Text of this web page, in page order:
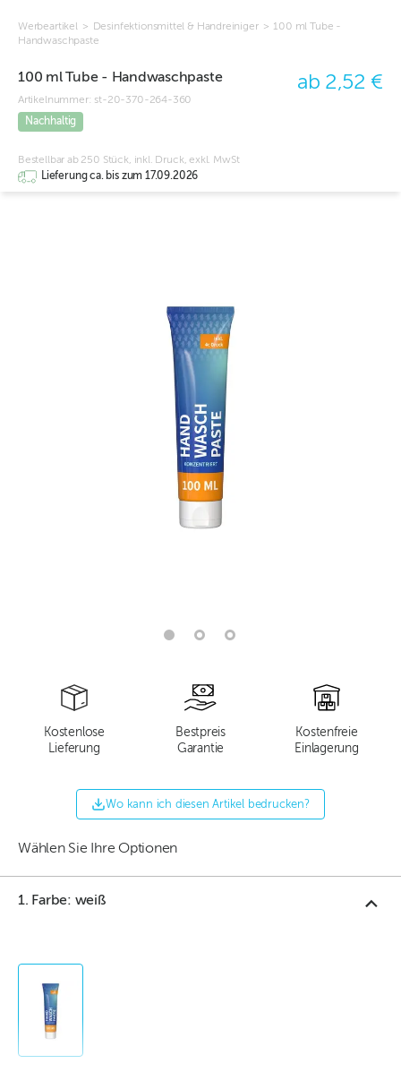
Werbeartikel > Desinfektionsmittel & Handreiniger > 100 ml Tube -
Handwaschpaste
100 ml Tube - Handwaschpaste
Artikelnummer: st-20-370-264-360
Nachhaltig
ab 2,52 €
Bestellbar ab 250 Stück, inkl. Druck, exkl. MwSt
Lieferung ca. bis zum 17.09.2026
Kostenlose
Lieferung
Bestpreis
Garantie
Kostenfreie
Einlagerung
Wo kann ich diesen Artikel bedrucken?
Wählen Sie Ihre Optionen
1. Farbe: weiß